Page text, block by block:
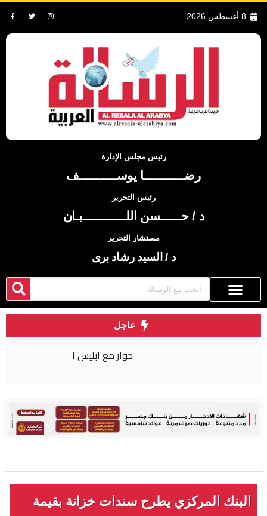
8 أغسطس 2026
رئيس مجلس الإدارة
رضــــــــــــا يوســـــــــــف
رئيس التحرير
د / حــــــسن اللـــــــــــــبـان
مستشار التحرير
د / السيد رشاد برى
عاجل
البنك المركزي يطرح سندات خزانة بقيمة